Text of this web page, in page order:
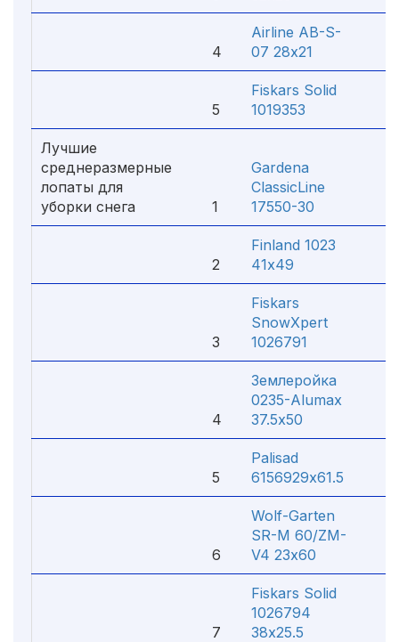
4
Airline AB-S-
07 28х21
5
Fiskars Solid
1019353
Лучшие
среднеразмерные
лопаты для
уборки снега
1
Gardena
ClassicLine
17550-30
2
Finland 1023
41х49
3
Fiskars
SnowXpert
1026791
4
Землеройка
0235-Alumax
37.5х50
5
Palisad
6156929х61.5
6
Wolf-Garten
SR-M 60/ZM-
V4 23х60
7
Fiskars Solid
1026794
38х25.5